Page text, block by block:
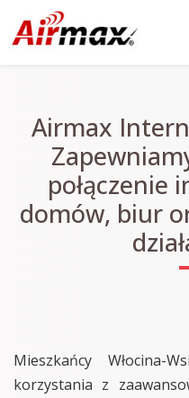
Airmax
połączenie
domów, biur
Mieszkańcy Włocina-
korzystania z